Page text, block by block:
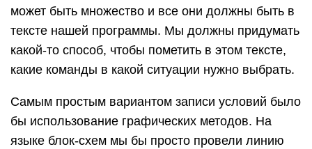
может быть множество и все они должны быть в
тексте нашей программы. Мы должны придумать
какой-то способ, чтобы пометить в этом тексте,
какие команды в какой ситуации нужно выбрать.
Самым простым вариантом записи условий было
бы использование графических методов. На
языке блок-схем мы бы просто провели линию